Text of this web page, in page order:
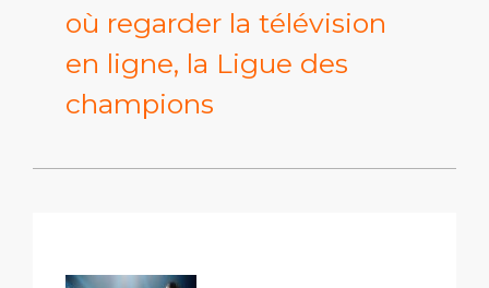
où regarder la télévision
en ligne, la Ligue des
champions